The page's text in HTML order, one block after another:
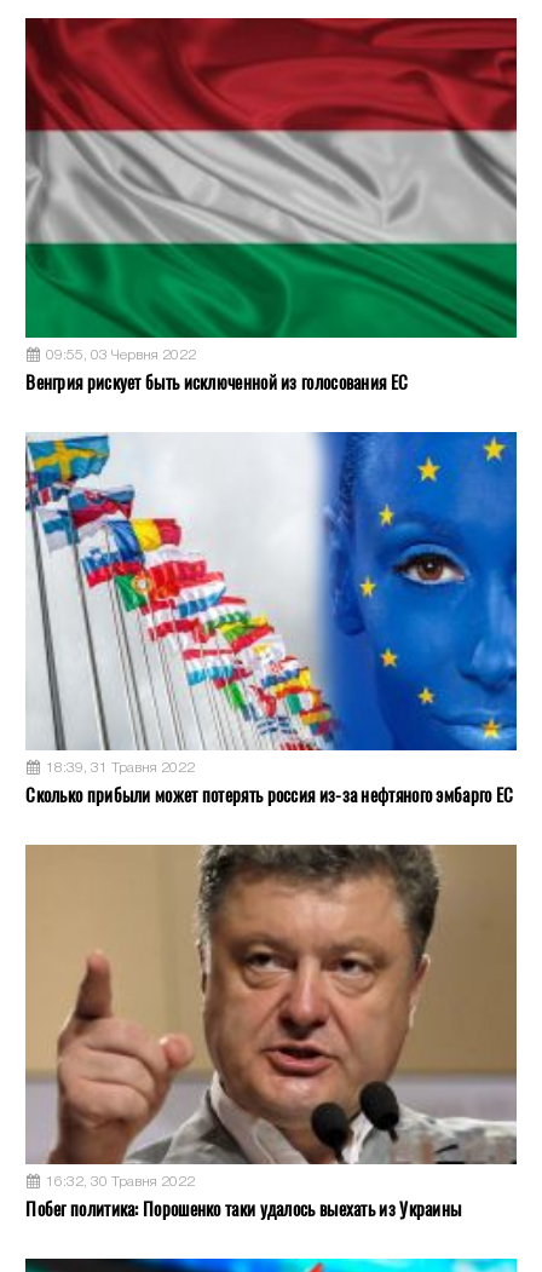
09:55, 03 Червня 2022
Венгрия рискует быть исключенной из голосования ЕС
18:39, 31 Травня 2022
Сколько прибыли может потерять россия из-за нефтяного эмбарго ЕС
16:32, 30 Травня 2022
Побег политика: Порошенко таки удалось выехать из Украины